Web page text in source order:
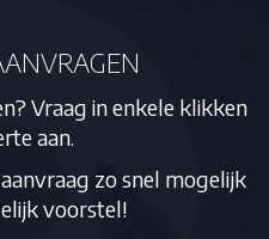
Vraag in enkele klikken
aan.
zo snel mogelijk
voorstel!